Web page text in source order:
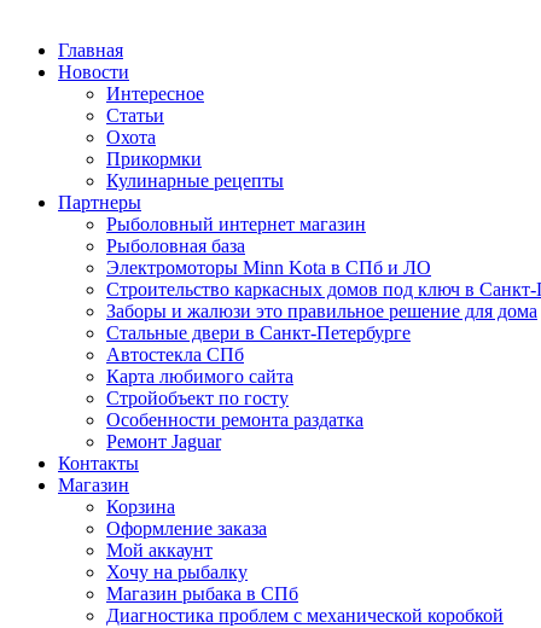
Главная
Новости
Интересное
Статьи
Охота
Прикормки
Кулинарные рецепты
Партнеры
Рыболовный интернет магазин
Рыболовная база
Электромоторы Minn Kota в СПб и ЛО
Строительство каркасных домов под ключ в Санкт-
Заборы и жалюзи это правильное решение для дома
Стальные двери в Санкт-Петербурге
Автостекла СПб
Карта любимого сайта
Стройобъект по госту
Особенности ремонта раздатка
Ремонт Jaguar
Контакты
Магазин
Корзина
Оформление заказа
Мой аккаунт
Хочу на рыбалку
Магазин рыбака в СПб
Диагностика проблем с механической коробкой